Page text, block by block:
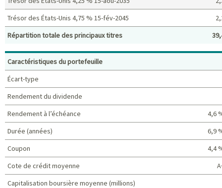
Principaux titres (%)
Trésor des États-Unis 4,75 % 15-fév-2045
Répartition totale des principaux titres
Caractéristiques du portefeuille
Écart-type
Rendement du dividende
Rendement à l’échéance
4,6
Durée (années)
6,9
Coupon
4,4
Cote de crédit moyenne
Capitalisation boursière moyenne (millions)